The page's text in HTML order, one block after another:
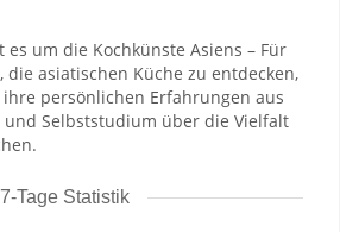
es um die Kochkünste Asiens – Für
die asiatischen Küche zu entdecken,
persönlichen Erfahrungen aus
und Selbststudium über die Vielfalt
7-Tage Statistik